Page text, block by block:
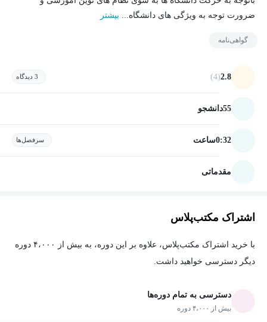
ضرورت توجه به ویژگی های دانشگاه... بیشتر
گواهی‌نامه
2.8
(4) 3 دیدگاه
55دانشجو
0:32ساعت سرفصل‌ها
مقدماتی
اشتراک مکتب‌پلاس
با خرید اشتراک مکتب‌پلاس، علاوه بر این دوره، به بیش از ۴،۰۰۰ دوره
دیگر دسترسی خواهید داشت.
دسترسی به تمام دوره‌ها
بیش از ۴،۰۰۰ دوره